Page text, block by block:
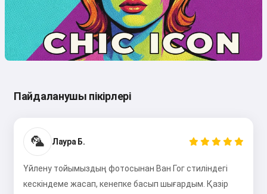
Пайдаланушы пікірлері
🦜 Лаура Б.
Үйлену тойымыздың фотосынан Ван Гог стиліндегі
кескіндеме жасап, кенепке басып шығардым. Қазір